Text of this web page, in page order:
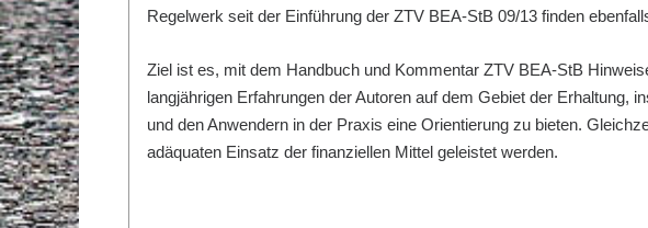
Regelwerk seit der Einführung der ZTV BEA-StB 09/13 finden
Ziel ist es, mit dem Handbuch und Kommentar ZTV BEA-StB
langjährigen Erfahrungen der Autoren auf dem Gebiet der Erhaltung,
und den Anwendern in der Praxis eine Orientierung zu bieten.
adäquaten Einsatz der finanziellen Mittel geleistet werden.